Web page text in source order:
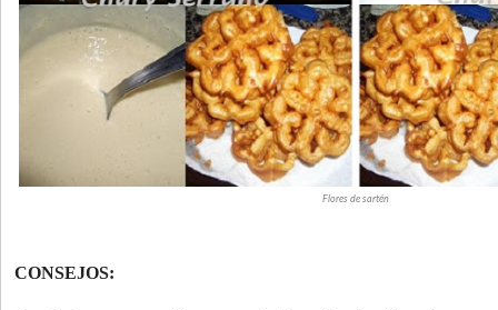
Flores de sartén
CONSEJOS: